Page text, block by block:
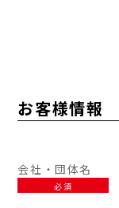
お客様情報
会社・団体名
必須